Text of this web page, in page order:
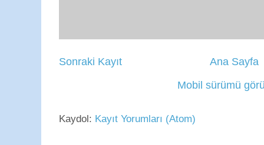
Sonraki Kayıt
Ana Sayfa
Mobil sürümü
Kaydol: Kayıt Yorumları (Atom)